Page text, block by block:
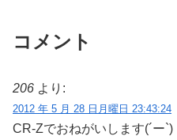
コメント
206 より:
2012 年 5 月 28 日月曜日 23:43:24
CR-Zでおねがいします(´ー`)